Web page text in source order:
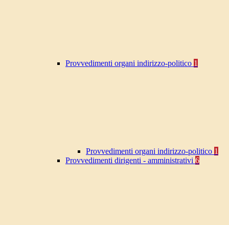
Provvedimenti organi indirizzo-politico 1
Provvedimenti organi indirizzo-politico 1
Provvedimenti dirigenti - amministrativi 6